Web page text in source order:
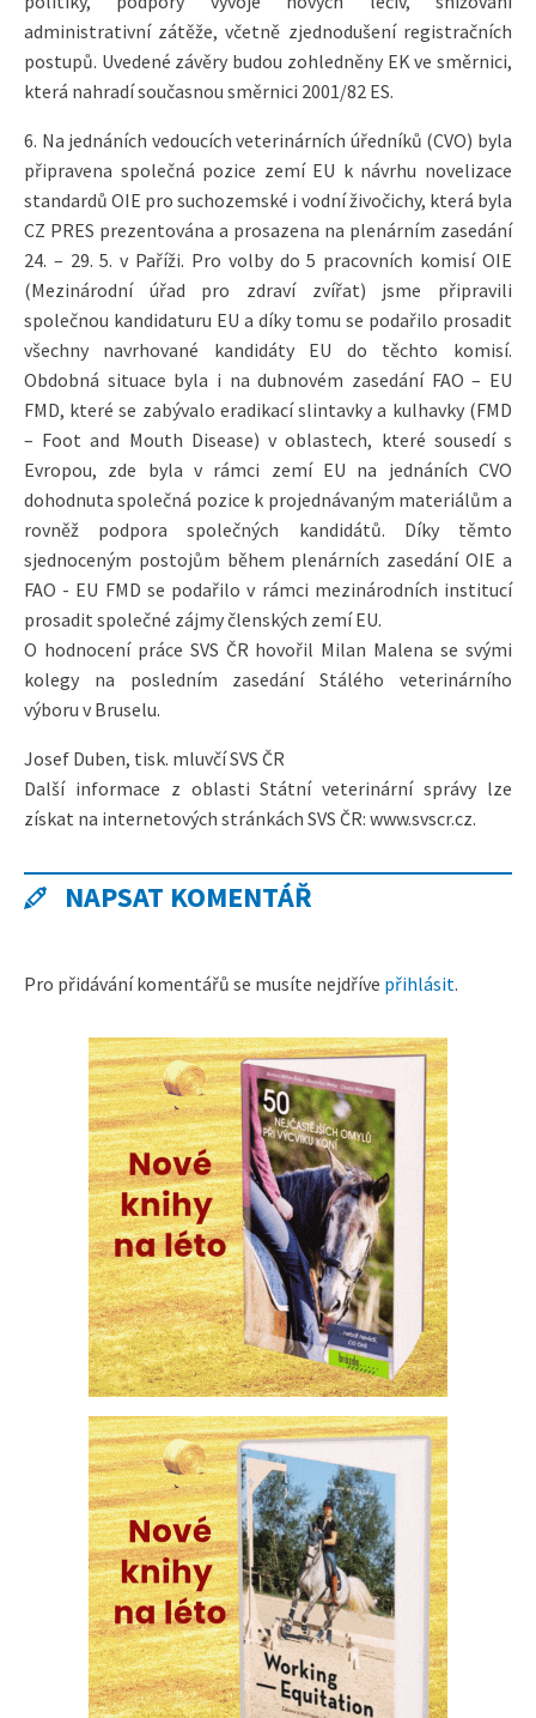
administrativní zátěže, včetně zjednodušení registračních
postupů. Uvedené závěry budou zohledněny EK ve směrnici,
která nahradí současnou směrnici 2001/82 ES.
6. Na jednáních vedoucích veterinárních úředníků (CVO) byla
připravena společná pozice zemí EU k návrhu novelizace
standardů OIE pro suchozemské i vodní živočichy, která byla
CZ PRES prezentována a prosazena na plenárním zasedání
24. – 29. 5. v Paříži. Pro volby do 5 pracovních komisí OIE
(Mezinárodní úřad pro zdraví zvířat) jsme připravili
společnou kandidaturu EU a díky tomu se podařilo prosadit
všechny navrhované kandidáty EU do těchto komisí.
Obdobná situace byla i na dubnovém zasedání FAO – EU
FMD, které se zabývalo eradikací slintavky a kulhavky (FMD
– Foot and Mouth Disease) v oblastech, které sousedí s
Evropou, zde byla v rámci zemí EU na jednáních CVO
dohodnuta společná pozice k projednávaným materiálům a
rovněž podpora společných kandidátů. Díky těmto
sjednoceným postojům během plenárních zasedání OIE a
FAO - EU FMD se podařilo v rámci mezinárodních institucí
prosadit společné zájmy členských zemí EU.
O hodnocení práce SVS ČR hovořil Milan Malena se svými
kolegy na posledním zasedání Stálého veterinárního
výboru v Bruselu.
Josef Duben, tisk. mluvčí SVS ČR
Další informace z oblasti Státní veterinární správy lze
získat na internetových stránkách SVS ČR: www.svscr.cz.
NAPSAT KOMENTÁŘ
Pro přidávání komentářů se musíte nejdříve přihlásit.